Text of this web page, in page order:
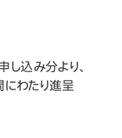
込み分より、
わたり進呈